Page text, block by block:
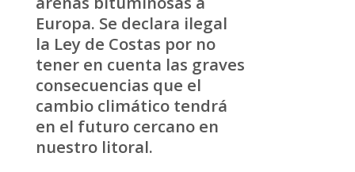
Europa. Se declara ilegal
la Ley de Costas por no
tener en cuenta las graves
consecuencias que el
cambio climático tendrá
en el futuro cercano en
nuestro litoral.